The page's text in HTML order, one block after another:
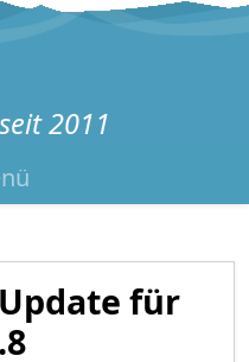
2011
für